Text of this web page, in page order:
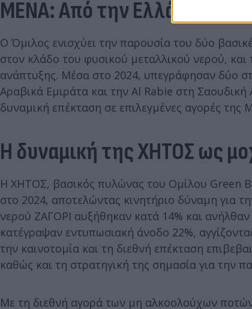
MENA: Από την Ελλάδα στον
Ο Όμιλος ενισχύει την παρουσία του δύο
στον κλάδο του φυσικού μεταλλικού νερού,
ανάπτυξης. Μέσα στο 2024, υπεγράφησαν δύο
Αραβικά Εμιράτα και την Al Rabie στη
δυναμική επέκταση σε επιλεγμένες αγορές της
Η δυναμική της ΧΗΤΟΣ ως
Η ΧΗΤΟΣ, βασικός πυλώνας του Ομίλου Green
στο 2024, αποτελώντας κινητήριο δύναμη για
νερού ΖΑΓΟΡΙ αυξήθηκαν κατά 14% και
κατέγραψαν εντυπωσιακή άνοδο 22%,
την καινοτομία και τη διεθνή επέκταση
καθώς και τη στρατηγική της σημασία για την
Με τη διεθνή αγορά των μη αλκοολούχων